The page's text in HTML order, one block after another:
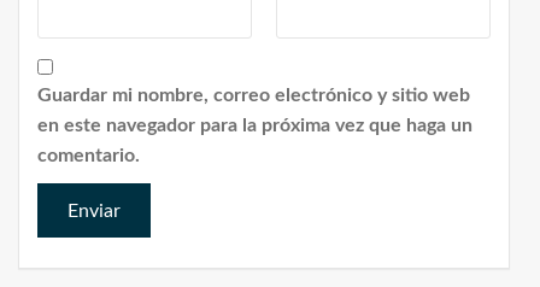
Guardar mi nombre, correo electrónico y sitio web
en este navegador para la próxima vez que haga un
comentario.